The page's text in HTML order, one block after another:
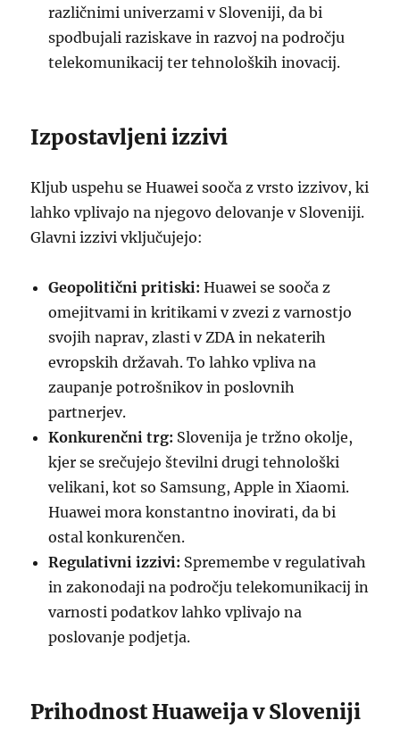
različnimi univerzami v Sloveniji, da bi
spodbujali raziskave in razvoj na področju
telekomunikacij ter tehnoloških inovacij.
Izpostavljeni izzivi
Kljub uspehu se Huawei sooča z vrsto izzivov, ki
lahko vplivajo na njegovo delovanje v Sloveniji.
Glavni izzivi vključujejo:
Geopolitični pritiski: Huawei se sooča z
omejitvami in kritikami v zvezi z varnostjo
svojih naprav, zlasti v ZDA in nekaterih
evropskih državah. To lahko vpliva na
zaupanje potrošnikov in poslovnih
partnerjev.
Konkurenčni trg: Slovenija je tržno okolje,
kjer se srečujejo številni drugi tehnološki
velikani, kot so Samsung, Apple in Xiaomi.
Huawei mora konstantno inovirati, da bi
ostal konkurenčen.
Regulativni izzivi: Spremembe v regulativah
in zakonodaji na področju telekomunikacij in
varnosti podatkov lahko vplivajo na
poslovanje podjetja.
Prihodnost Huaweija v Sloveniji